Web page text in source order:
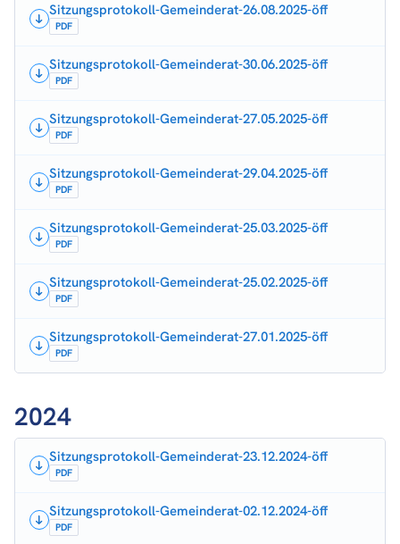
Sitzungsprotokoll-Gemeinderat-26.08.2025-öff
PDF
Sitzungsprotokoll-Gemeinderat-30.06.2025-öff
PDF
Sitzungsprotokoll-Gemeinderat-27.05.2025-öff
PDF
Sitzungsprotokoll-Gemeinderat-29.04.2025-öff
PDF
Sitzungsprotokoll-Gemeinderat-25.03.2025-öff
PDF
Sitzungsprotokoll-Gemeinderat-25.02.2025-öff
PDF
Sitzungsprotokoll-Gemeinderat-27.01.2025-öff
PDF
2024
Sitzungsprotokoll-Gemeinderat-23.12.2024-öff
PDF
Sitzungsprotokoll-Gemeinderat-02.12.2024-öff
PDF